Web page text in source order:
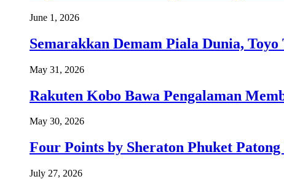
June 1, 2026
Semarakkan Demam Piala Dunia,
May 31, 2026
Rakuten Kobo Bawa Pengalaman
May 30, 2026
Four Points by Sheraton Phuket
July 27, 2026